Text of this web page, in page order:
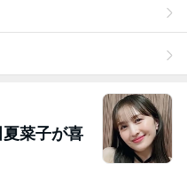
菜子が喜